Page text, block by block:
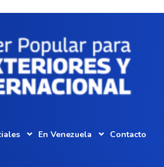
En Venezuela Contacto